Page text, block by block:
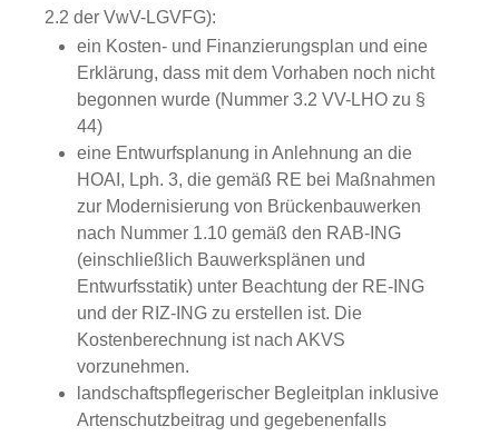
2.2 der VwV-LGVFG):
ein Kosten- und Finanzierungsplan und eine
Erklärung, dass mit dem Vorhaben noch nicht
begonnen wurde (Nummer 3.2 VV-LHO zu §
44)
eine Entwurfsplanung in Anlehnung an die
HOAI, Lph. 3, die gemäß RE bei Maßnahmen
zur Modernisierung von Brückenbauwerken
nach Nummer 1.10 gemäß den RAB-ING
(einschließlich Bauwerksplänen und
Entwurfsstatik) unter Beachtung der RE-ING
und der RIZ-ING zu erstellen ist. Die
Kostenberechnung ist nach AKVS
vorzunehmen.
landschaftspflegerischer Begleitplan inklusive
Artenschutzbeitrag und gegebenenfalls